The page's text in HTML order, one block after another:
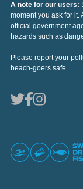
A note for our users:
moment you ask for it.
official government
hazards such as
Please report your
beach-goers safe.